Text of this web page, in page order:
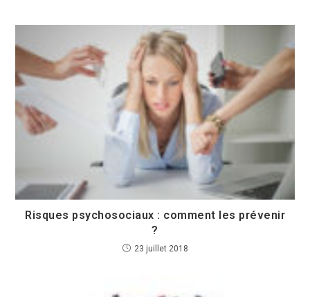
Risques psychosociaux : comment les prévenir
?
23 juillet 2018